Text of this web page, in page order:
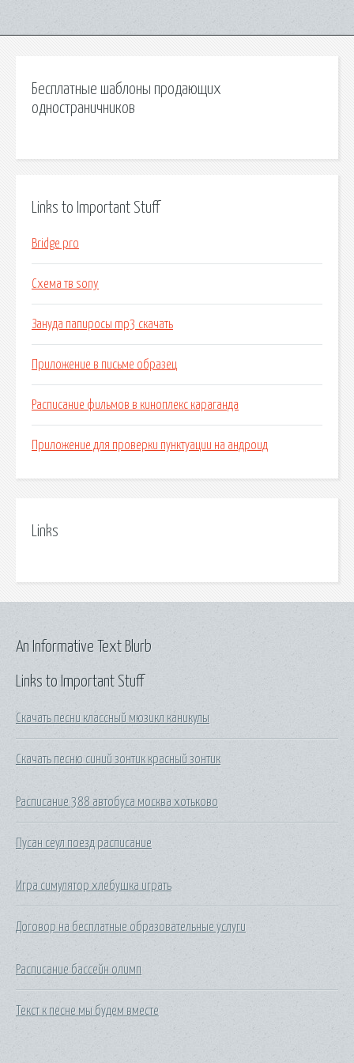
Бесплатные шаблоны продающих
одностраничников
Links to Important Stuff
Bridge pro
Схема тв sony
Зануда папиросы mp3 скачать
Приложение в письме образец
Расписание фильмов в киноплекс караганда
Приложение для проверки пунктуации на андроид
Links
Links to Important Stuff
Скачать песни классный мюзикл каникулы
Скачать песню синий зонтик красный зонтик
Расписание 388 автобуса москва хотьково
Пусан сеул поезд расписание
Игра симулятор хлебушка играть
Договор на бесплатные образовательные услуги
Расписание бассейн олимп
Текст к песне мы будем вместе
An Informative Text Blurb